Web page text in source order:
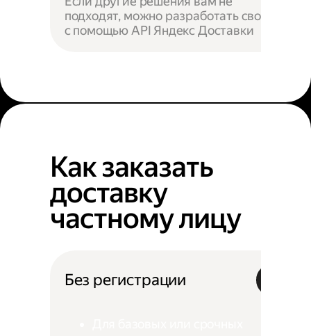
подходят, можно разработать своё —
с помощью API Яндекс Доставки
Как заказать
доставку
частному лицу
Без регистрации